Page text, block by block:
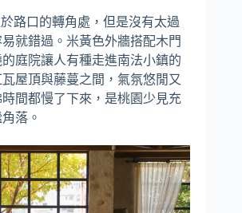
於路口的轉角處，但是沒有太過
就錯過。米黃色外牆搭配木門
庭院讓人有種走進南法小鎮的
屋頂與藤蔓之間，氣氛悠閒又
間都慢了下來，是桃園少見充
落。